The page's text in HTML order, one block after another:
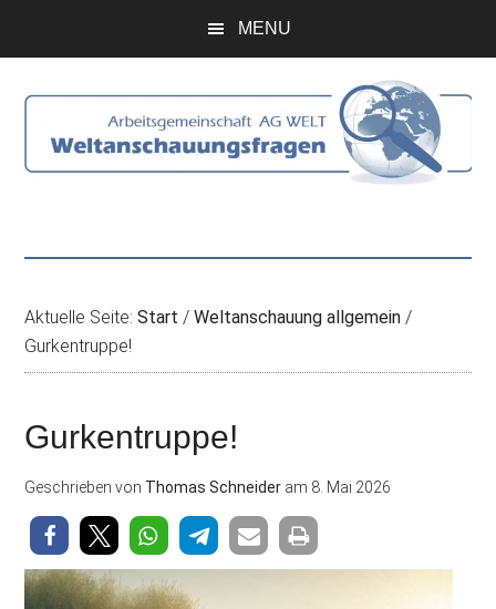
menu
MENU
Aktuelle Seite:Start / Weltanschauung allgemein /
Gurkentruppe!
Gurkentruppe!
Geschrieben von Thomas Schneider am 8. Mai 2026